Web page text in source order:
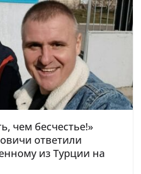
чем бесчестье!»
ответили
из Турции на